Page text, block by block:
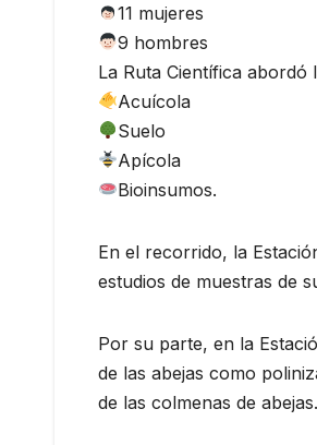
11 mujeres
9 hombres
La Ruta Científica abordó
Acuícola
Suelo
Apícola
Bioinsumos.
En el recorrido, la
estudios de muestras de
Por su parte, en la
de las abejas como
de las colmenas de abejas.